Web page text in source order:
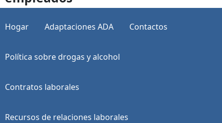
Hogar Adaptaciones ADA Contactos
Política sobre drogas y alcohol
Contratos laborales
Recursos de relaciones laborales